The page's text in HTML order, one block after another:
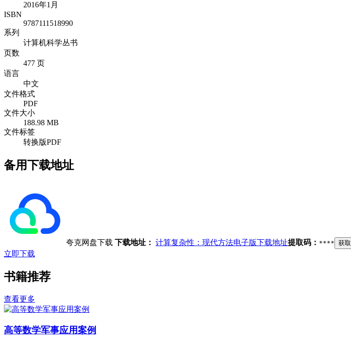
2016年1月
ISBN
9787111518990
系列
计算机科学丛书
页数
477 页
语言
中文
文件格式
PDF
文件大小
188.98 MB
文件标签
转换版PDF
备用下载地址
夸克网盘下载 下载地址： 计算复杂性：现代方法电子版下载地址提取码： **** 获取
立即下载
书籍推荐
查看更多
高等数学军事应用案例